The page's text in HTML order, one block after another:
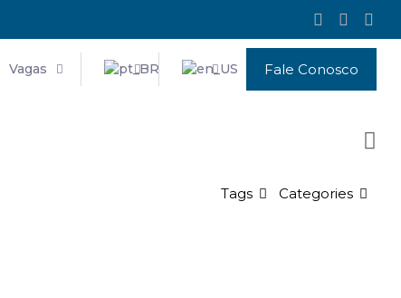
Vagas Fale Conosco
Categories
Tags